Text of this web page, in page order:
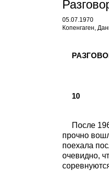
05.07.1970
Копенгаген,
10
После
прочно
поехала
очевидно,